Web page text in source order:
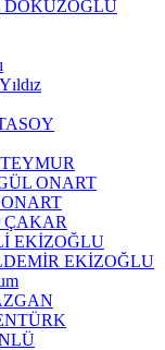
DOKUZOĞLU
ONART
ÇAKAR
EKİZOĞLU
EKİZOĞLU